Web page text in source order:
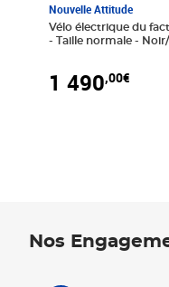
Nouvelle Attitude
Vélo électrique du
- Taille normale -
1 490,00€
Nos